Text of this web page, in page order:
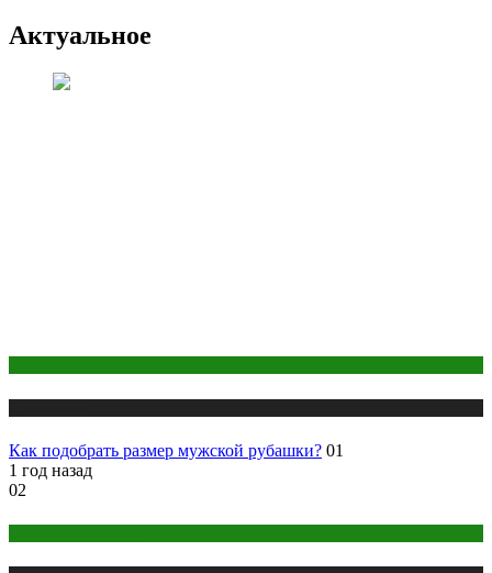
Актуальное
Как подобрать размер мужской рубашки? 01
1 год назад
02